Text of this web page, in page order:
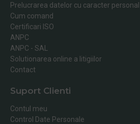
Prelucrarea datelor cu caracter personal
Cum comand
Certificari ISO
ANPC
ANPC - SAL
Solutionarea online a litigiilor
Contact
Suport Clienti
Contul meu
Control Date Personale